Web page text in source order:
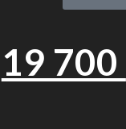
19 700